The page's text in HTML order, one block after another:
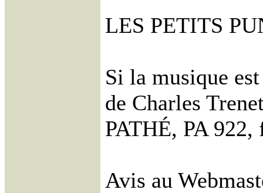
LES PETITS
Si la musique
de Charles
PATHÉ, PA
Avis au